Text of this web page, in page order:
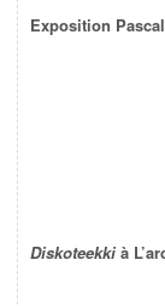
Exposition
Diskoteekki à